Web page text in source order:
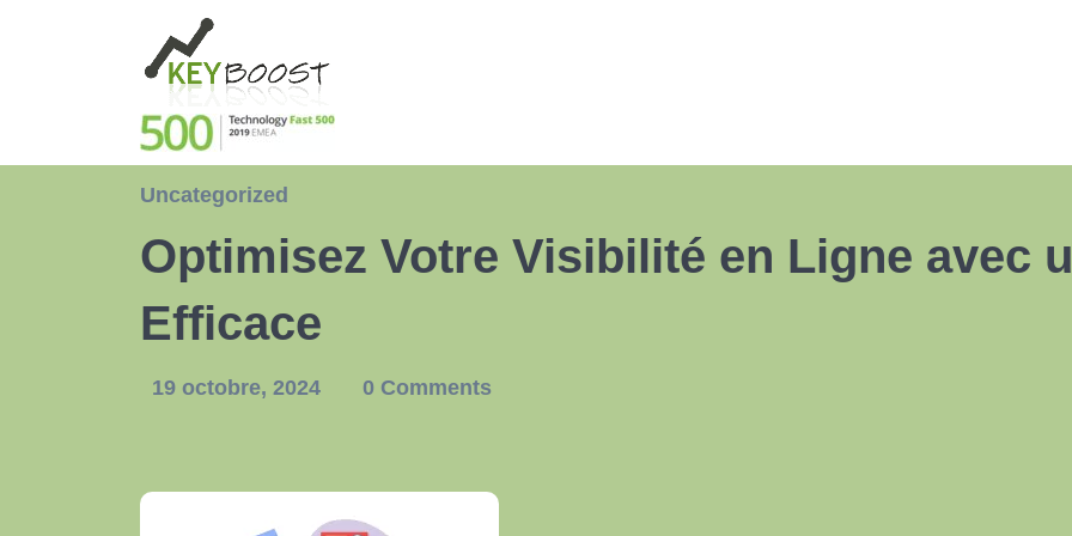
Uncategorized
Optimisez Votre Visibilité en Ligne avec
Efficace
19 octobre, 2024 0 Comments